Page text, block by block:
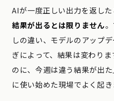
AIが一度正しい出力を返した
結果が出るとは限りません
しの違い、モデルのアップ
ぎによって、結果は変わり
のに、今週は違う結果が出
に使い始めた現場でよく起き